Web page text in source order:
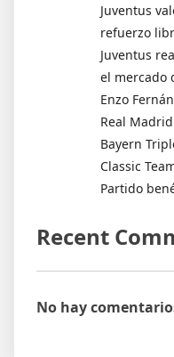
Juventus
refuerzo
Juventus
el mercado
Enzo
Real
Bayern
Classic
Partido
Recent
No hay